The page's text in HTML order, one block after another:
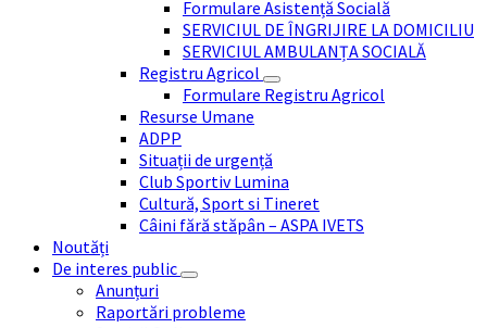
Formulare Asistență Socială
SERVICIUL DE ÎNGRIJIRE LA DOMICILIU
SERVICIUL AMBULANȚA SOCIALĂ
Registru Agricol
Formulare Registru Agricol
Resurse Umane
ADPP
Situații de urgență
Club Sportiv Lumina
Cultură, Sport si Tineret
Câini fără stăpân – ASPA IVETS
Noutăți
De interes public
Anunțuri
Raportări probleme